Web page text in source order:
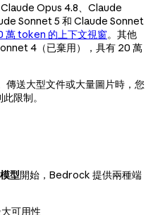
Opus 4.8、Claude
Sonnet 5 和 Claude Sonnet
萬 token 的上下文視窗。其他
4（已棄用），具有 20 萬
送大型文件或大量圖片時，您
限制。
型開始，Bedrock 提供兩種端
可用性